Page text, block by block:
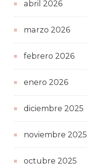
abril 2026
marzo 2026
febrero 2026
enero 2026
diciembre 2025
noviembre 2025
octubre 2025